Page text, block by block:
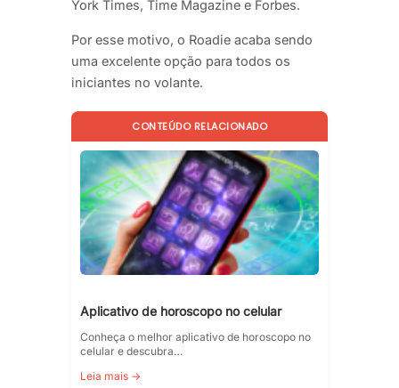
York Times, Time Magazine e Forbes.
Por esse motivo, o Roadie acaba sendo
uma excelente opção para todos os
iniciantes no volante.
CONTEÚDO RELACIONADO
Aplicativo de horoscopo no celular
Conheça o melhor aplicativo de horoscopo no
celular e descubra…
Leia mais →